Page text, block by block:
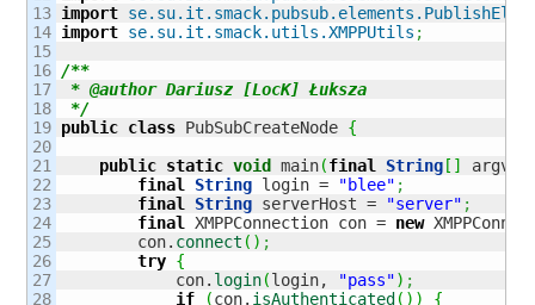
13
14
15
16
17
18
19
20
21
22
23
24
25
26
27
28
import
import se.su.it.smack.utils.XMPPUtils ;
/**
* @author Dariusz [LocK] Łuksza
*/
public class PubSubCreateNode {
public static void main(final String [ ] argv
final
String login = "blee" ;
final
String serverHost = "server" ;
final
XMPPConnection con = new
        con.
connect ( ) ;
try {
            con.
login(login, "pass") ;
if
(con. isAuthenticated ( ) )
{